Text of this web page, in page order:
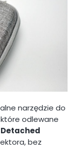
narzędzie do
które odlewane
Detached
bez